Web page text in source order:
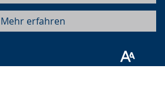
Mehr erfahren